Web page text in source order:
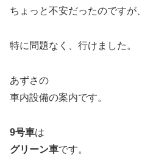
ちょっと不安だったのですが、
特に問題なく、行けました。
あずさの
車内設備の案内です。
9号車は
グリーン車です。